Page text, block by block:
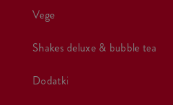
vege
shakes deluxe & bubble tea
dodatki